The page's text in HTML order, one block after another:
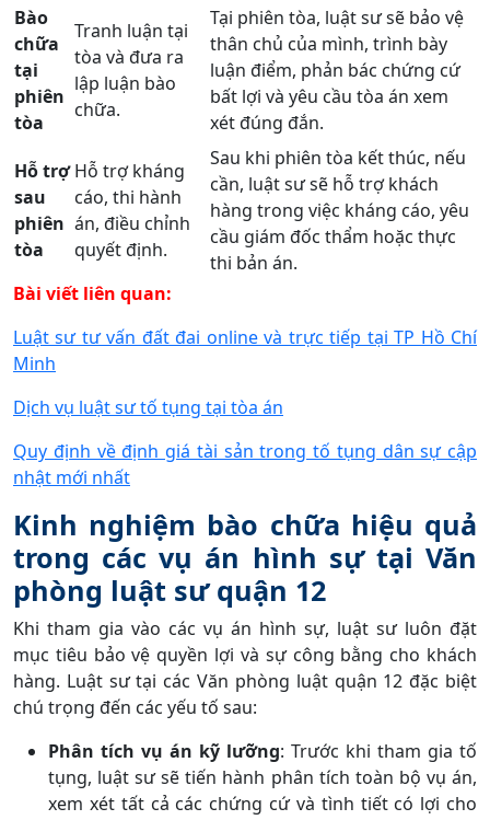
Bào
chữa
tại
phiên
tòa
Tranh luận tại
tòa và đưa ra
lập luận bào
chữa.
Tại phiên tòa, luật sư sẽ bảo vệ
thân chủ của mình, trình bày
luận điểm, phản bác chứng cứ
bất lợi và yêu cầu tòa án xem
xét đúng đắn.
Hỗ trợ
sau
phiên
tòa
Hỗ trợ kháng
cáo, thi hành
án, điều chỉnh
quyết định.
Sau khi phiên tòa kết thúc, nếu
cần, luật sư sẽ hỗ trợ khách
hàng trong việc kháng cáo, yêu
cầu giám đốc thẩm hoặc thực
thi bản án.
Bài viết liên quan:
Luật sư tư vấn đất đai online và trực tiếp tại TP Hồ Chí
Minh
Dịch vụ luật sư tố tụng tại tòa án
Quy định về định giá tài sản trong tố tụng dân sự cập
nhật mới nhất
Kinh nghiệm bào chữa hiệu quả
trong các vụ án hình sự tại Văn
phòng luật sư quận 12
Khi tham gia vào các vụ án hình sự, luật sư luôn đặt
mục tiêu bảo vệ quyền lợi và sự công bằng cho khách
hàng. Luật sư tại các Văn phòng luật quận 12 đặc biệt
chú trọng đến các yếu tố sau:
Phân tích vụ án kỹ lưỡng: Trước khi tham gia tố
tụng, luật sư sẽ tiến hành phân tích toàn bộ vụ án,
xem xét tất cả các chứng cứ và tình tiết có lợi cho